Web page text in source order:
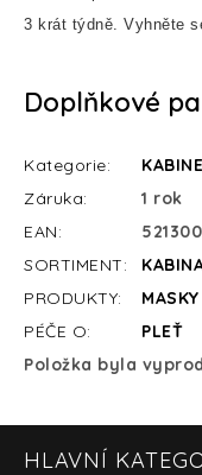
3 krát týdně. Vyhněte
Doplňkové
Kategorie:
Záruka:
1 rok
EAN:
SORTIMENT:
PRODUKTY:
MASKY
PÉČE O:
PLEŤ
Položka byla
HLAVNÍ